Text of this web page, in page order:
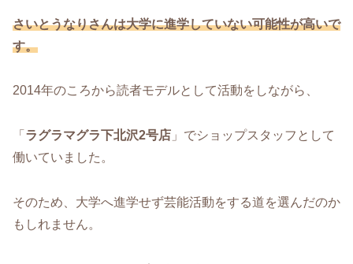
さいとうなりさんは大学に進学していない可能性が高いで
す。
2014年のころから読者モデルとして活動をしながら、
「 ラグラマグラ下北沢2号店 」でショップスタッフとして
働いていました。
そのため、大学へ進学せず芸能活動をする道を選んだのか
もしれません。